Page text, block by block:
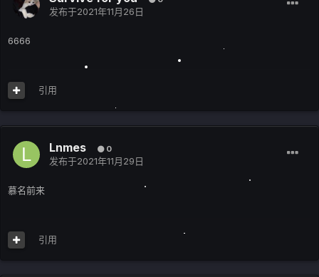
发布于2021年11月26日
6666
引用
Lnmes 0
发布于2021年11月29日
慕名前来
引用